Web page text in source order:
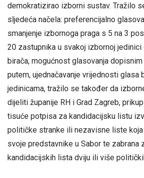
demokratizirao izborni sustav. Tražilo
sljedeća načela: preferencijalno
smanjenje izbornoga praga s 5 na 3
20 zastupnika u svakoj izbornoj jedinici
birača, mogućnost glasovanja
putem, ujednačavanje vrijednosti glasa
jedinicama, tražilo se također da
dijeliti županije RH i Grad Zagreb,
tisuće potpisa za kandidacijsku listu
političke stranke ili nezavisne liste
svoje predstavnike u Sabor te zabrana
kandidacijskih lista dviju ili više